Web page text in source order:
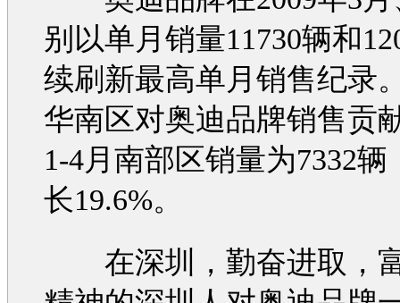
别以单月销量11730辆和
续刷新最高单月销售纪录
华南区对奥迪品牌销售贡
1-4月南部区销量为7332辆
长19.6%。
在深圳，勤奋进取，